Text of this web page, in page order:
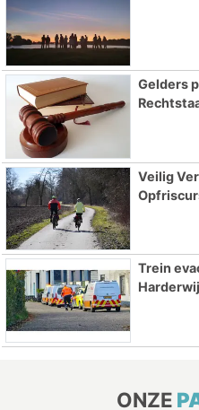
Gelders
Veilig
Trein
ONZE